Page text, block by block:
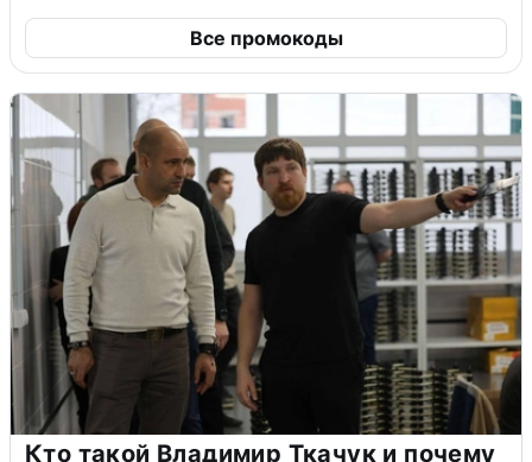
Все промокоды
Кто такой Владимир Ткачук и почему